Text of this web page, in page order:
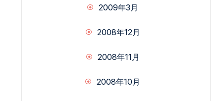
2009年3月
2008年12月
2008年11月
2008年10月